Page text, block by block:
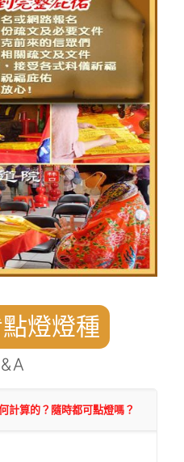
燈燈種
計算的？隨時都可點燈嗎？